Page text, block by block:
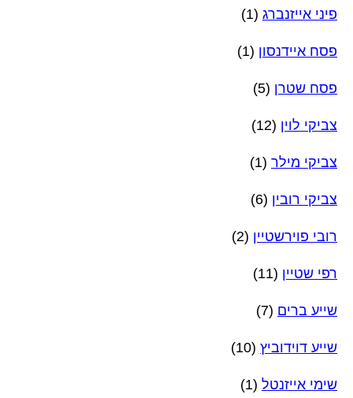
פיני אייזנברג (1)
פסח איידנסון (1)
פסח שטרן (5)
צביקי לוין (12)
צביקי מילר (1)
צביקי רובין (6)
רובי פוירשטיין (2)
רפי שטיין (11)
שייע ברים (7)
שייע דוידוביץ (10)
שימי אייזנטל (1)